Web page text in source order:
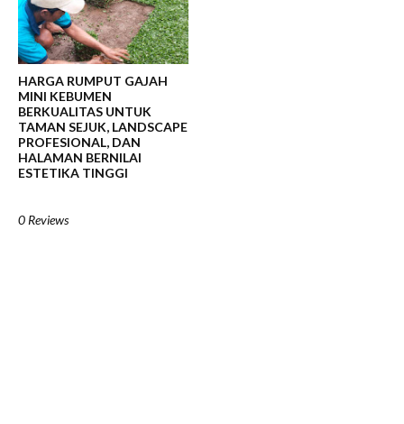
HARGA RUMPUT GAJAH
MINI KEBUMEN
BERKUALITAS UNTUK
TAMAN SEJUK, LANDSCAPE
PROFESIONAL, DAN
HALAMAN BERNILAI
ESTETIKA TINGGI
0 Reviews